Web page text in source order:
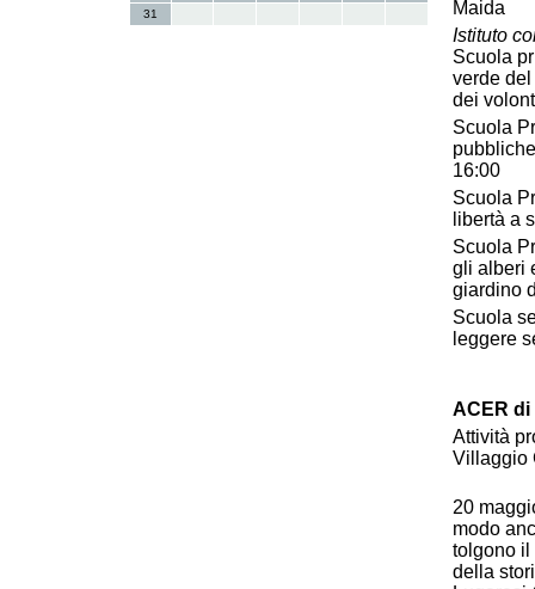
Maida
Istituto
Scuola
verde
dei
Scuola
16:00
Scuola
libertà a
Scuola
gli alberi
giardino
Scuola
leggere
ACER di
Attività
Villaggio
20
modo
tolgono il
della
31